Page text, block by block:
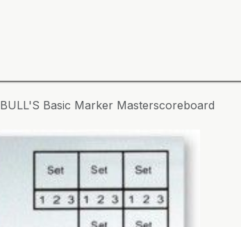
BULL'S Basic Marker Masterscoreboard